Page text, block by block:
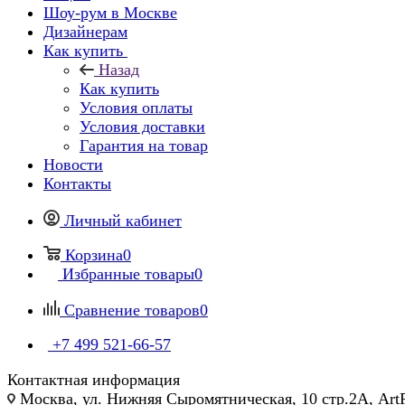
Шоу-рум в Москве
Дизайнерам
Как купить
Назад
Как купить
Условия оплаты
Условия доставки
Гарантия на товар
Новости
Контакты
Личный кабинет
Корзина0
Избранные товары0
Сравнение товаров0
+7 499 521-66-57
Контактная информация
Москва, ул. Нижняя Сыромятническая, 10 стр.2А,